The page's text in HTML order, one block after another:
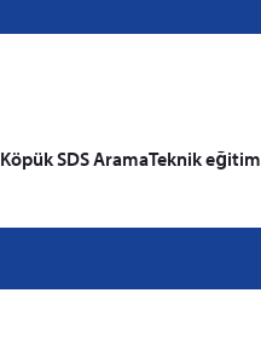
Köpük SDS AramaTeknik eğitim